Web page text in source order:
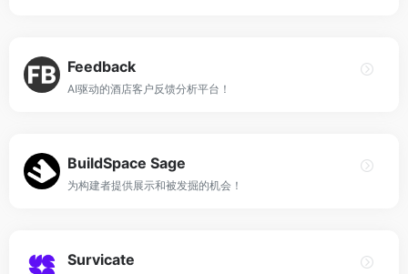
Feedback
AI驱动的酒店客户反馈分析平台！
BuildSpace Sage
为构建者提供展示和被发掘的机会！
Survicate